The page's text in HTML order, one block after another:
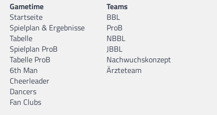
Gametime
Startseite
Spielplan & Ergebnisse
Tabelle
Spielplan ProB
Tabelle ProB
6th Man
Cheerleader
Dancers
Fan Clubs
Teams
BBL
ProB
NBBL
JBBL
Nachwuchskonzept
Ärzteteam